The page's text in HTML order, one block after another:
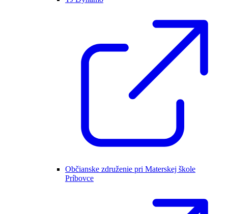
Občianske združenie pri Materskej škole
Príbovce